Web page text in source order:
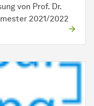
von Prof. Dr.
2021/2022